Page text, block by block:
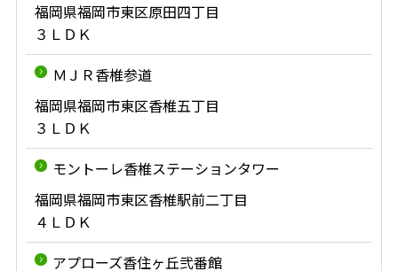
福岡県福岡市東区原田四丁目
３ＬＤＫ
ＭＪＲ香椎参道
福岡県福岡市東区香椎五丁目
３ＬＤＫ
モントーレ香椎ステーションタワー
福岡県福岡市東区香椎駅前二丁目
４ＬＤＫ
アプローズ香住ヶ丘弐番館